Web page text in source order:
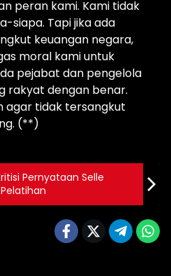
peran kami. Kami tidak
siapa. Tapi jika ada
keuangan negara,
moral kami untuk
pejabat dan pengelola
rakyat dengan benar.
agar tidak tersangkut
(**)
Pernyataan Selle
Pelatihan